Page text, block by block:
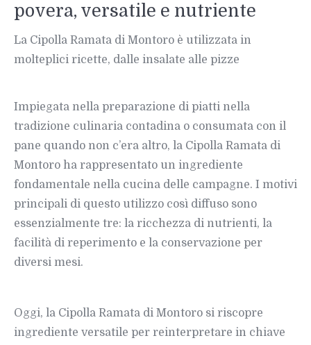
povera, versatile e nutriente
La Cipolla Ramata di Montoro è utilizzata in
molteplici ricette, dalle insalate alle pizze
Impiegata nella preparazione di piatti nella
tradizione culinaria contadina o consumata con il
pane quando non c’era altro, la Cipolla Ramata di
Montoro ha rappresentato un ingrediente
fondamentale nella cucina delle campagne. I motivi
principali di questo utilizzo così diffuso sono
essenzialmente tre: la ricchezza di nutrienti, la
facilità di reperimento e la conservazione per
diversi mesi.
Oggi, la Cipolla Ramata di Montoro si riscopre
ingrediente versatile per reinterpretare in chiave